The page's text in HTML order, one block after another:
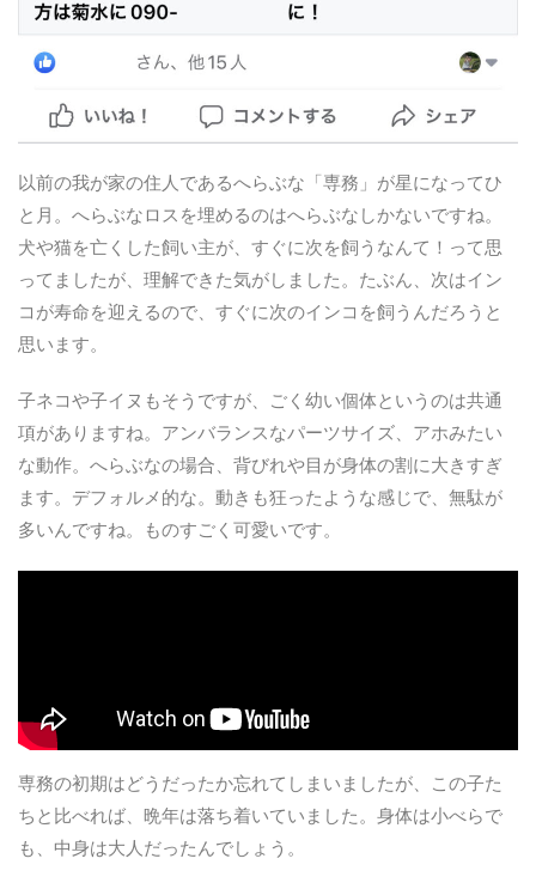
以前の我が家の住人であるへらぶな「専務」が星になってひ
と月。へらぶなロスを埋めるのはへらぶなしかないですね。
犬や猫を亡くした飼い主が、すぐに次を飼うなんて！って思
ってましたが、理解できた気がしました。たぶん、次はイン
コが寿命を迎えるので、すぐに次のインコを飼うんだろうと
思います。
子ネコや子イヌもそうですが、ごく幼い個体というのは共通
項がありますね。アンバランスなパーツサイズ、アホみたい
な動作。へらぶなの場合、背びれや目が身体の割に大きすぎ
ます。デフォルメ的な。動きも狂ったような感じで、無駄が
多いんですね。ものすごく可愛いです。
専務の初期はどうだったか忘れてしまいましたが、この子た
ちと比べれば、晩年は落ち着いていました。身体は小べらで
も、中身は大人だったんでしょう。